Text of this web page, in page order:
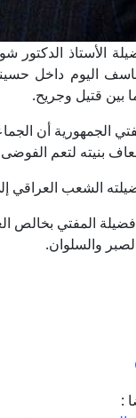
الأستاذ الدكتور
بين قتيل وجريح.
الجمهورية أن
بنيته لتعم
الشعب العراقي
المفتي بخالص
والسلوان.
: